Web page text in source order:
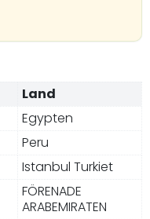
Land
Egypten
Peru
Istanbul Turkiet
FÖRENADE
ARABEMIRATEN